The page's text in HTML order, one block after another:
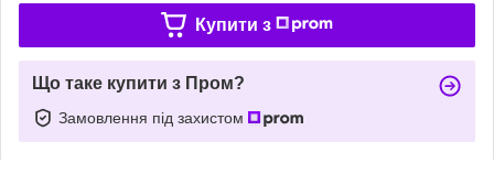
Купити з
Що таке купити з Пром?
Замовлення під захистом